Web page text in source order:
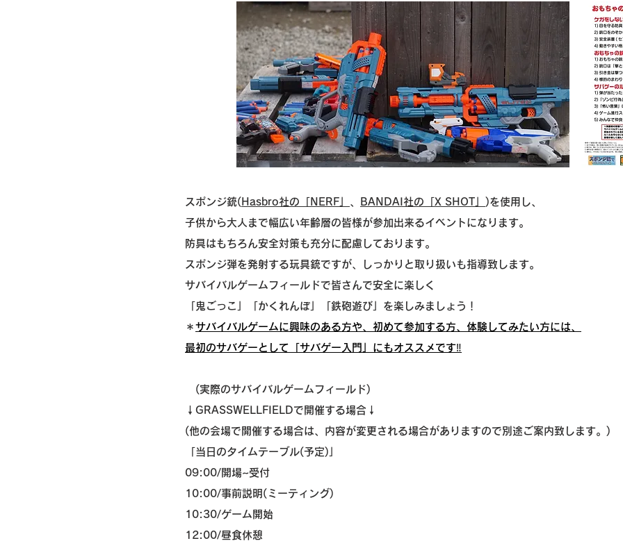
スポンジ銃( Hasbro社の「NERF」 、 BANDAI社の「X SHOT」 )を使用し、
子供から大人まで幅広い年齢層の皆様が参加出来るイベントになります。
防具はもちろん安全対策も充分に配慮しております。
スポンジ弾を発射する玩具銃ですが、しっかりと取り扱いも指導致します。
サバイバルゲームフィールドで皆さんで安全に楽しく
「鬼ごっこ」「かくれんぼ」「鉄砲遊び」を楽しみましょう！
​ サバイバルゲームに興味のある方や、初めて参加する方、体験してみたい方​には、
最初のサバゲーとして「サバゲー入門」にもオススメです‼️
(実際のサバイバルゲームフィールド)
↓GRASSWELLFIELDで開催する場合↓
(他の会場で開催する場合は、内容が変更される場合がありますので別途ご案内致します。)
「当日のタイムテーブル(予定)」
09:00/開場~受付
10:00/事前説明(ミーティング)
10:30/ゲーム開始
12:00/昼食休憩